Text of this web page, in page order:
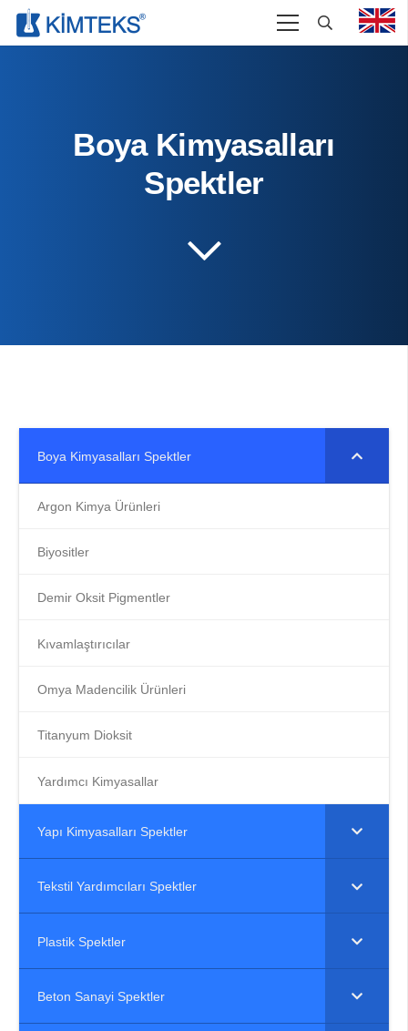
Boya Kimyasalları
Spektler
Boya Kimyasalları Spektler
Argon Kimya Ürünleri
Biyositler
Demir Oksit Pigmentler
Kıvamlaştırıcılar
Omya Madencilik Ürünleri
Titanyum Dioksit
Yardımcı Kimyasallar
Yapı Kimyasalları Spektler
Tekstil Yardımcıları Spektler
Plastik Spektler
Beton Sanayi Spektler